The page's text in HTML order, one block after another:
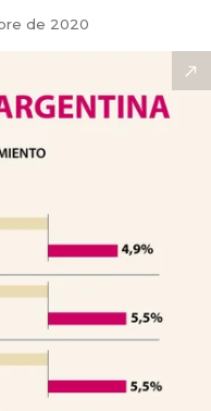
de 2020